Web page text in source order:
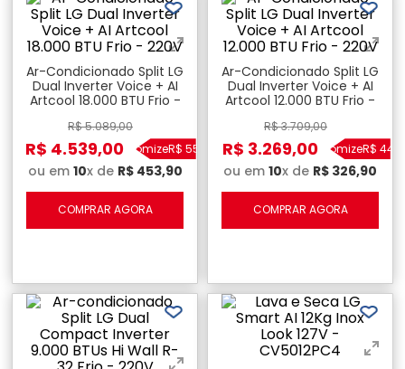
Ar-Condicionado Split LG
Dual Inverter Voice + AI
Artcool 18.000 BTU Frio -
R$5.089,00
R$ 4.539,00
EconomizeR$ 550 00
ou em 10x de R$ 453,90
COMPRAR AGORA
Ar-Condicionado Split LG
Dual Inverter Voice + AI
Artcool 12.000 BTU Frio -
R$3.709,00
R$ 3.269,00
EconomizeR$ 440
ou em 10x de R$ 326,90
COMPRAR AGORA